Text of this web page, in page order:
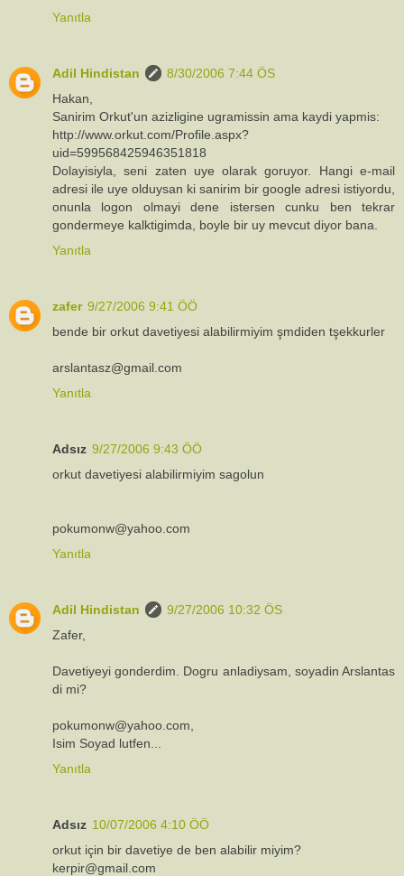
Yanıtla
Adil Hindistan
8/30/2006 7:44 ÖS
Hakan,
Sanirim Orkut'un azizligine ugramissin ama kaydi yapmis:
http://www.orkut.com/Profile.aspx?
uid=599568425946351818
Dolayisiyla, seni zaten uye olarak goruyor. Hangi e-mail
adresi ile uye olduysan ki sanirim bir google adresi istiyordu,
onunla logon olmayi dene istersen cunku ben tekrar
gondermeye kalktigimda, boyle bir uy mevcut diyor bana.
Yanıtla
zafer 9/27/2006 9:41 ÖÖ
bende bir orkut davetiyesi alabilirmiyim şmdiden tşekkurler
arslantasz@gmail.com
Yanıtla
Adsız 9/27/2006 9:43 ÖÖ
orkut davetiyesi alabilirmiyim sagolun
pokumonw@yahoo.com
Yanıtla
Adil Hindistan
9/27/2006 10:32 ÖS
Zafer,
Davetiyeyi gonderdim. Dogru anladiysam, soyadin Arslantas
di mi?
pokumonw@yahoo.com,
Isim Soyad lutfen...
Yanıtla
Adsız 10/07/2006 4:10 ÖÖ
orkut için bir davetiye de ben alabilir miyim?
kerpir@gmail.com